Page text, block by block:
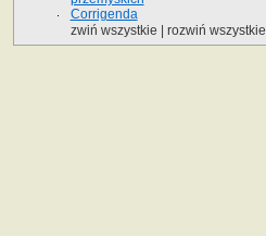
Corrigenda
zwiń wszystkie
rozwiń wszystkie